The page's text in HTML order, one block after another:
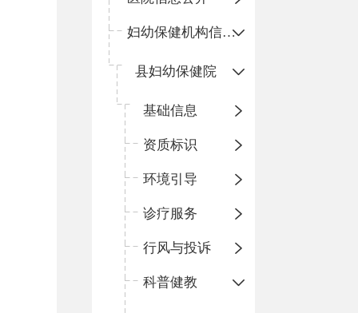
妇幼保健机构信息公开
县妇幼保健院
基础信息
资质标识
环境引导
诊疗服务
行风与投诉
科普健教